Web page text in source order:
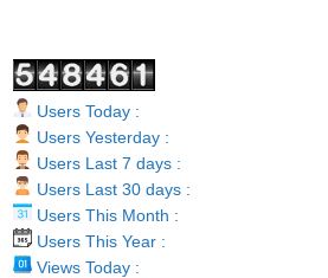
Users Today :
Users Yesterday :
Users Last 7 days :
Users Last 30 days :
Users This Month :
Users This Year :
Views Today :